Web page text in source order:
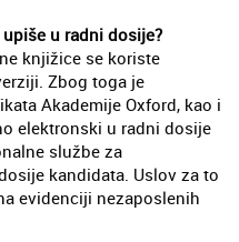
u radni dosije?
knjižice se koriste
Zbog toga je
Akademije Oxford, kao i
elektronski u radni dosije
službe za
kandidata. Uslov za to
evidenciji nezaposlenih